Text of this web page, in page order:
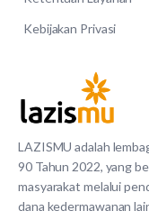
LAZISMU adalah
90 Tahun 2022, yang
masyarakat melalui
dana kedermawanan
Kebijakan Privasi